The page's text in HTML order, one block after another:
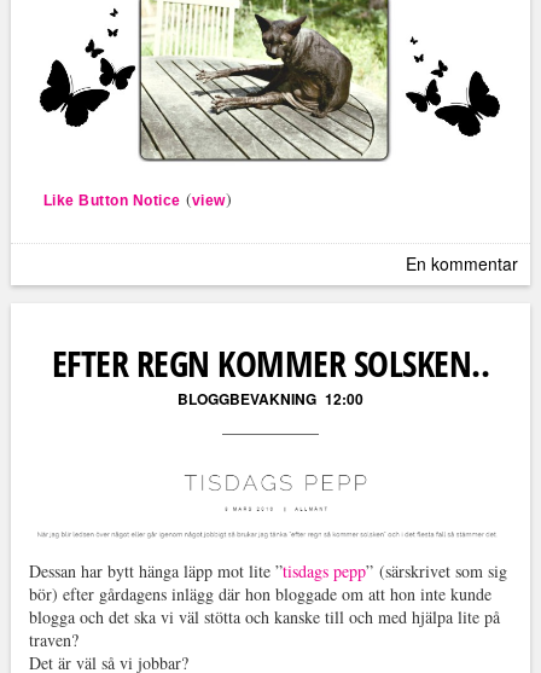
Like Button Notice (view)
En kommentar
EFTER REGN KOMMER SOLSKEN..
BLOGGBEVAKNING 12:00
Dessan har bytt hänga läpp mot lite ”tisdags pepp” (särskrivet som sig
bör) efter gårdagens inlägg där hon bloggade om att hon inte kunde
blogga och det ska vi väl stötta och kanske till och med hjälpa lite på
traven?
Det är väl så vi jobbar?